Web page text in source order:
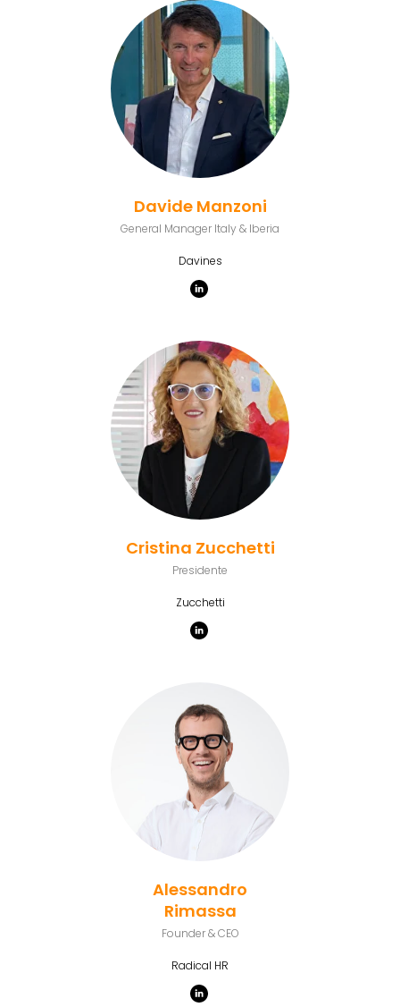
Davide Manzoni
General Manager Italy & Iberia
Davines
Cristina Zucchetti
Presidente
Zucchetti
Alessandro
Rimassa
Founder & CEO
Radical HR